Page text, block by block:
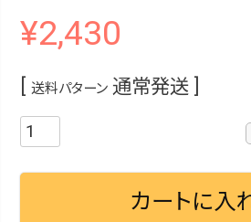
¥2,430
送料パターン 通常発送
カートに入